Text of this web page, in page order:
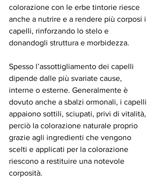
colorazione con le erbe tintorie riesce
anche a nutrire e a rendere più corposi i
capelli, rinforzando lo stelo e
donandogli struttura e morbidezza.
Spesso l’assottigliamento dei capelli
dipende dalle più svariate cause,
interne o esterne. Generalmente è
dovuto anche a sbalzi ormonali, i capelli
appaiono sottili, sciupati, privi di vitalità,
perciò la colorazione naturale proprio
grazie agli ingredienti che vengono
scelti e applicati per la colorazione
riescono a restituire una notevole
corposità.